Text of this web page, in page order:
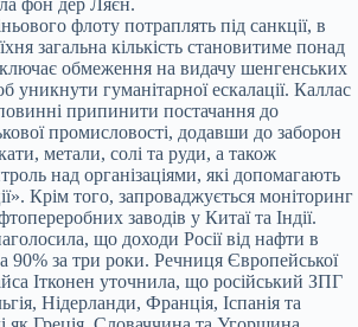
фон дер Ляєн.
флоту потраплять під санкції, в
загальна кількість становитиме понад
обмеження на видачу шенгенських
уникнути гуманітарної ескалації. Каллас
припинити постачання до
промисловості, додавши до заборон
метали, солі та руди, а також
над організаціями, які допомагають
Крім того, запроваджується моніторинг
заводів у Китаї та Індії.
що доходи Росії від нафти в
90% за три роки. Речниця Європейської
Ітконен уточнила, що російський ЗПГ
Нідерланди, Франція, Іспанія та